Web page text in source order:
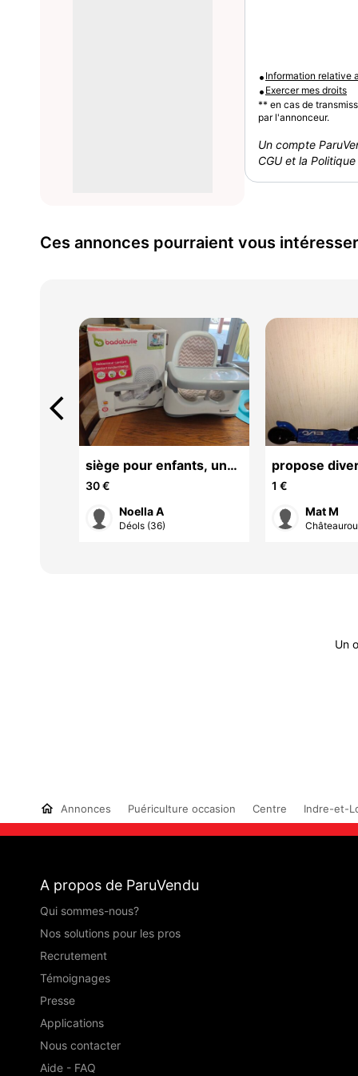
• Information relative
• Exercer mes droits
** en cas de
par l'annonceur.
Un compte
CGU et la
Ces annonces pourraient vous intéresser
siège pour enfants, un
pot Winnie, un réducteur
de wc
30 €
Noella A
Déols (36)
propose
1 €
Mat M
arrow_back_ios
Un
Annonces Puériculture occasion Centre Indre-et-
A propos de ParuVendu
Qui sommes-nous?
Nos solutions pour les pros
Recrutement
Témoignages
Presse
Applications
Nous contacter
Aide - FAQ